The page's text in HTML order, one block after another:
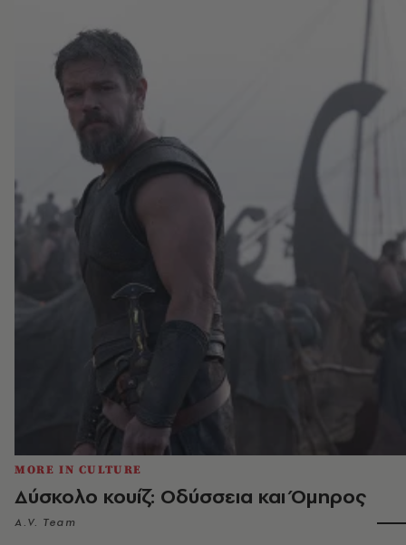
MORE IN CULTURE
Δύσκολο κουίζ: Οδύσσεια και Όμηρος
A.V. Team